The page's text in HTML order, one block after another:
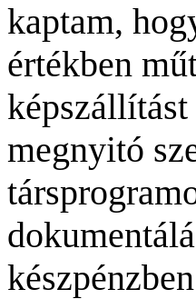
kaptam,
értékben
megnyitó